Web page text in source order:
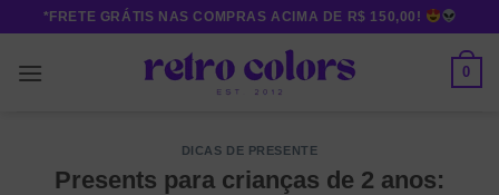
content
*FRETE GRÁTIS NAS COMPRAS ACIMA DE R$ 150,00!
0
DICAS DE PRESENTE
Presents para crianças de 2 anos: